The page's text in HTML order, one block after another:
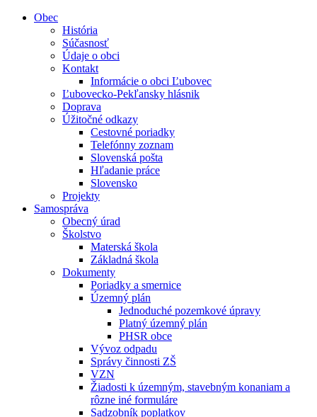
Obec
História
Súčasnosť
Údaje o obci
Kontakt
Informácie o obci Ľubovec
Ľubovecko-Pekľansky hlásnik
Doprava
Úžitočné odkazy
Cestovné poriadky
Telefónny zoznam
Slovenská pošta
Hľadanie práce
Slovensko
Projekty
Samospráva
Obecný úrad
Školstvo
Materská škola
Základná škola
Dokumenty
Poriadky a smernice
Územný plán
Jednoduché pozemkové úpravy
Platný územný plán
PHSR obce
Vývoz odpadu
Správy činnosti ZŠ
VZN
Žiadosti k územným, stavebným konaniam a
rôzne iné formuláre
Sadzobník poplatkov